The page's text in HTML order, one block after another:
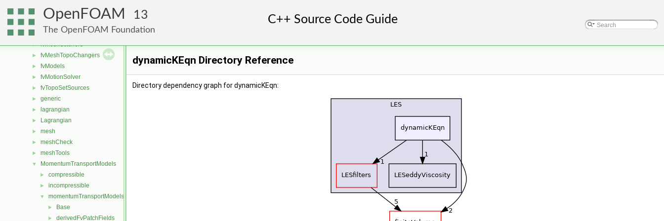
OpenFOAM 13
The OpenFOAM Foundation
fvConstraints
fvMeshDistributors
fvMeshMovers
► fvMeshStitchers
► fvMeshTopoChangers
► fvModels
► fvMotionSolver
► fvTopoSetSources
► generic
► lagrangian
► Lagrangian
► mesh
► meshCheck
► meshTools
▼ MomentumTransportModels
► compressible
► incompressible
▼ momentumTransportModels
► Base
► derivedFvPatchFields
dynamicKEqn Directory Reference
Directory dependency graph for dynamicKEqn: